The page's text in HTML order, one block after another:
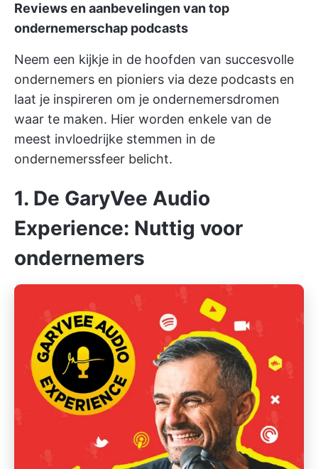
Reviews en aanbevelingen van top
ondernemerschap podcasts
Neem een kijkje in de hoofden van succesvolle
ondernemers en pioniers via deze podcasts en
laat je inspireren om je ondernemersdromen
waar te maken. Hier worden enkele van de
meest invloedrijke stemmen in de
ondernemerssfeer belicht.
1. De GaryVee Audio
Experience: Nuttig voor
ondernemers